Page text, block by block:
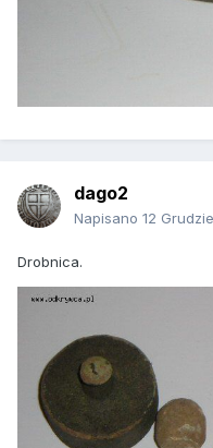
dago2
Napisano 12
Drobnica.